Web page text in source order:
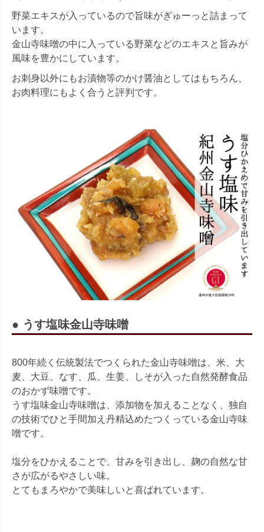
野菜エキスが入っているので旨味がぎゅーっと詰まって
います。
金山寺味噌の中に入っている野菜などのエキスと旨みが
風味を豊かにしています。
お刺身以外にもお漬物等のかけ醤油としてはもちろん、
お肉料理にもよく合うと評判です。
● うす塩味金山寺味噌
800年続く伝統製法でつくられた金山寺味噌は、米、大
麦、大豆、なす、瓜、生姜、しそが入った自然発酵食品
のおかず味噌です。
うす塩味金山寺味噌は、添加物を加えることなく、独自
の技術でひと手間加え丹精込めたつくっている金山寺味
噌です。
塩分をひかえることで、甘みを引き出し、麹の自然な甘
さが広がるやさしい味。
とてもまろやかで美味しいと喜ばれています。